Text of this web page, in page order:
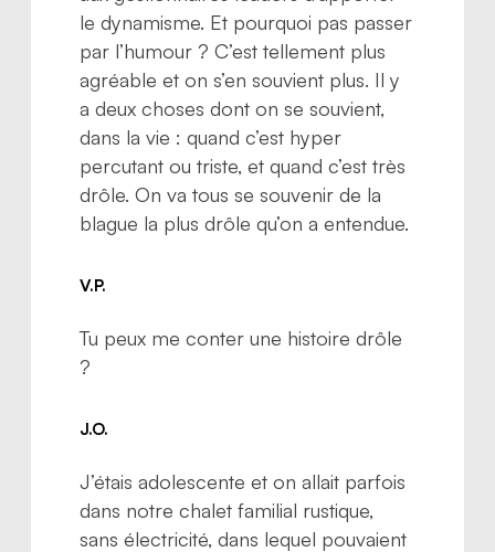
le dynamisme. Et pourquoi pas passer
par l’humour ? C’est tellement plus
agréable et on s’en souvient plus. Il y
a deux choses dont on se souvient,
dans la vie : quand c’est hyper
percutant ou triste, et quand c’est très
drôle. On va tous se souvenir de la
blague la plus drôle qu’on a entendue.
V.P.
Tu peux me conter une histoire drôle
?
J.O.
J’étais adolescente et on allait parfois
dans notre chalet familial rustique,
sans électricité, dans lequel pouvaient